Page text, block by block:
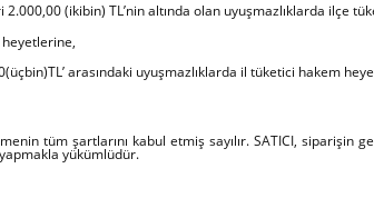
(ikibin) TL’nin altında olan uyuşmazlıklarda ilçe
heyetlerine,
arasındaki uyuşmazlıklarda il tüketici hakem
tüm şartlarını kabul etmiş sayılır. SATICI, siparişin
yükümlüdür.